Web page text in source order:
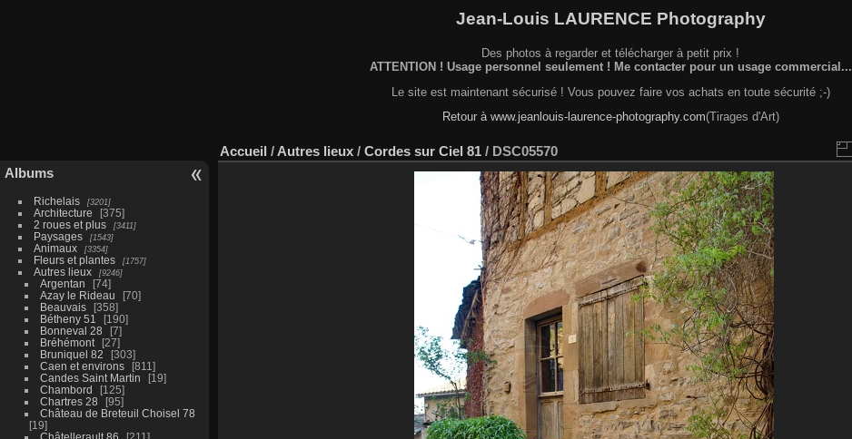
Jean-Louis LAURENCE Photography
Des photos à regarder et télécharger à petit prix !
ATTENTION ! Usage personnel seulement ! Me contacter pour un usage commercial...
Le site est maintenant sécurisé ! Vous pouvez faire vos achats en toute sécurité ;-)
Retour à www.jeanlouis-laurence-photography.com(Tirages d'Art)
Albums
Richelais 3201
Architecture
375
2 roues et plus
3411
Paysages 1543
Animaux 3354
Fleurs et plantes 1757
Autres lieux 9246
Argentan
74
Azay le Rideau
70
Beauvais
358
Bétheny 51
190
Bonneval 28
7
Bréhémont
27
Bruniquel 82
303
Caen et environs
811
Candes Saint Martin
19
Chambord
125
Chartres 28
95
Château de Breteuil Choisel 78
19
Accueil / Autres lieux / Cordes sur Ciel 81 / DSC05570